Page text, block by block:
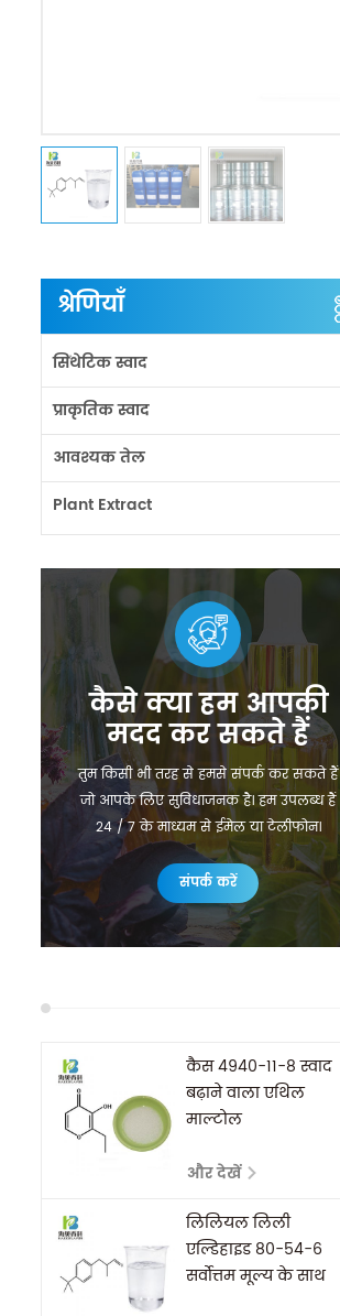
श्रेणियाँ
सिंथेटिक स्वाद
प्राकृतिक स्वाद
आवश्यक तेल
Plant Extract
कैसे क्या हम आपकी
मदद कर सकते हैं
तुम किसी भी तरह से हमसे संपर्क कर सकते हैं
जो आपके लिए सुविधाजनक है। हम उपलब्ध हैं
24 / 7 के माध्यम से ईमेल या टेलीफोन।
संपर्क करें
कैस 4940-11-8 स्वाद
बढ़ाने वाला एथिल
माल्टोल
और देखें
लिलियल लिली
एल्डिहाइड 80-54-6
सर्वोत्तम मूल्य के साथ